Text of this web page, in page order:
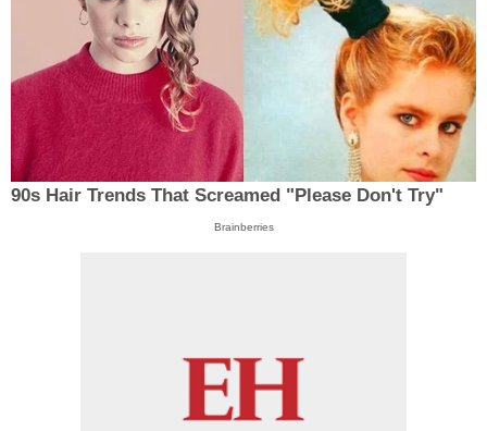
90s Hair Trends That Screamed "Please Don't Try"
Brainberries